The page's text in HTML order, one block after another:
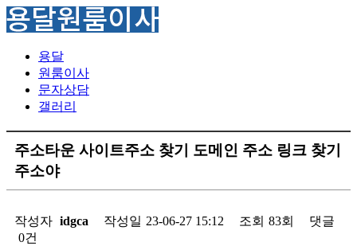
용달
원룸이사
문자상담
갤러리
주소타운 사이트주소 찾기 도메인 주소 링크 찾기
주소야
작성자 idgca 작성일 23-06-27 15:12 조회 83회
댓글
0건